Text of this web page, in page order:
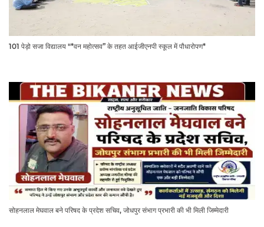
101 पेड़ो सजा विद्यालय "*वन महोत्सव” के तहत आईजीएनपी स्कूल में पौधारोपण*
सोहनलाल मेघवाल बने परिषद के प्रदेश सचिव, जोधपुर संभाग प्रभारी की भी मिली जिम्मेदारी